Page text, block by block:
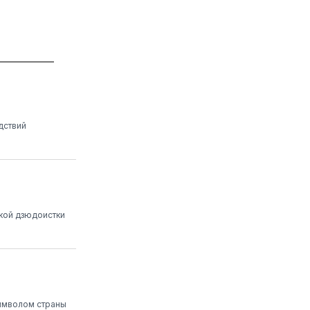
дзюдоистки
страны